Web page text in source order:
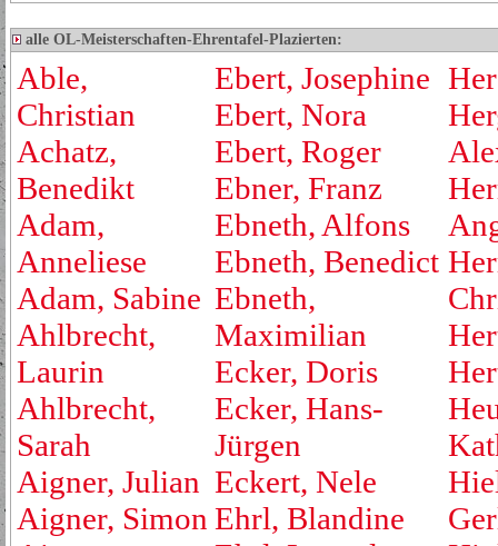
alle OL-Meisterschaften-Ehrentafel-Plazierten:
Able,
Christian
Achatz,
Benedikt
Adam,
Anneliese
Adam, Sabine
Ahlbrecht,
Laurin
Ahlbrecht,
Sarah
Aigner, Julian
Aigner, Simon
Ebert, Josephine
Ebert, Nora
Ebert, Roger
Ebner, Franz
Ebneth, Alfons
Ebneth, Benedict
Ebneth,
Maximilian
Ecker, Doris
Ecker, Hans-
Jürgen
Eckert, Nele
Ehrl, Blandine